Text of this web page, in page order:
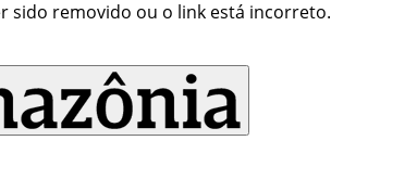
sido removido ou o link está incorreto.